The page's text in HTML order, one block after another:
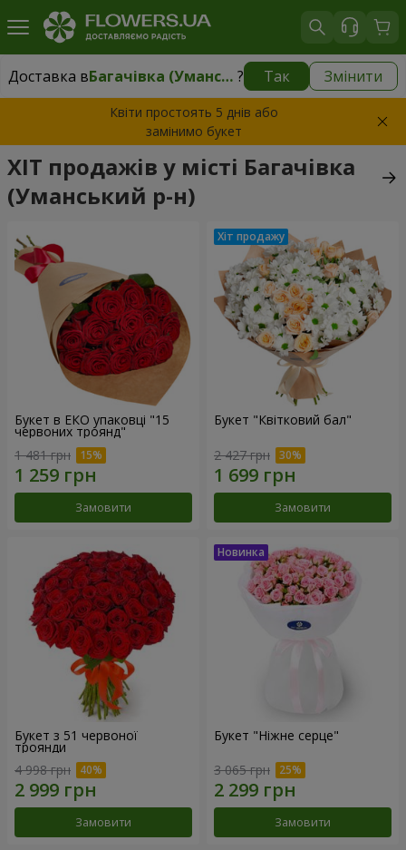
Доставка в Багачівка (Уманський р-н) ? Так Змінити
Доставка вБагачівка (Уманський р-н)| безкоштовно
Квіти простоять 5 днів або
замінимо букет
ХІТ продажів у місті Багачівка
(Уманський р-н)
Букет в ЕКО упаковці "15
червоних троянд"
1 481 грн
Замовити
Букет "Квітковий бал"
2 427 грн
Замовити
Букет з 51 червоної
троянди
4 998 грн
Замовити
Букет "Ніжне серце"
3 065 грн
Замовити